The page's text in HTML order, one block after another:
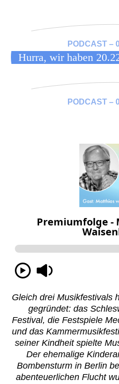
PODCAST –
Hurra, wir haben
PODCAST –
Gleich drei Musikfestivals
gegründet: das
Festival, die Festspiele
und das
seiner Kindheit spielte
Der ehemalige
Bombensturm in Berlin
abenteuerlichen Flucht